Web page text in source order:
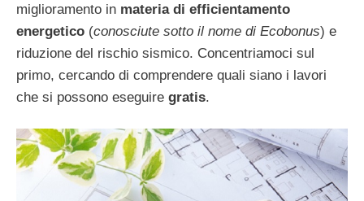
miglioramento in materia di efficientamento
energetico (conosciute sotto il nome di Ecobonus) e
riduzione del rischio sismico. Concentriamoci sul
primo, cercando di comprendere quali siano i lavori
che si possono eseguire gratis.